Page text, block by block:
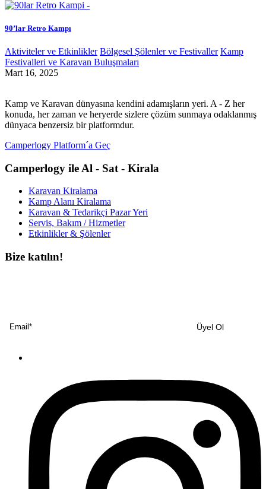
90’lar Retro Kampı
Aktiviteler ve Etkinlikler Bölgesel Şölenler ve Festivaller Kamp
Festivalleri ve Karavan Buluşmaları
Mart 16, 2025
Kamp ve Karavan dünyasına kendini adamışların yeri. A - Z her
konuda, her zaman ve heryerde sizlere çözüm sunmaya odaklanmış
dünyaca benzersiz bir platformdur.
Camperlogy Platform´a Geç
Camperlogy ile Al - Sat - Kirala
Karavan Kiralama
Kamp Alanı Kiralama
Karavan & Tedarikçi Pazar Yeri
Servis, Bakım / Hizmetler
Etkinlikler & Şölenler
Bize katılın!